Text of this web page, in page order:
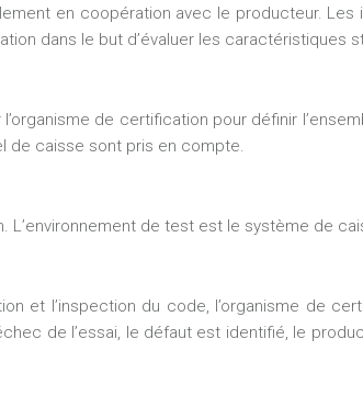
en coopération avec le producteur.
dans le but d’évaluer les caractéristiques
de certification pour définir
de caisse sont pris en compte.
de test est le système de
et l’inspection du code, l’organisme de
de l’essai, le défaut est identifié, le